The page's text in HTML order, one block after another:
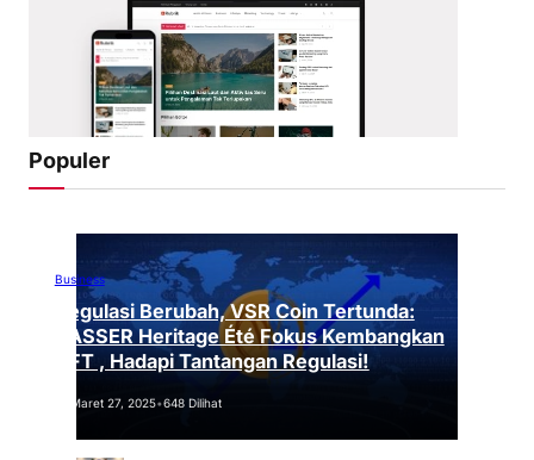
Populer
Business
Regulasi Berubah, VSR Coin Tertunda:
VASSER Heritage Été Fokus Kembangkan
NFT , Hadapi Tantangan Regulasi!
Maret 27, 2025•648 Dilihat